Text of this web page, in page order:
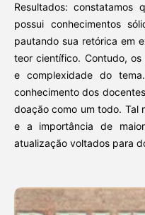
Resultados:
possui conhecimentos
pautando sua retórica em
teor científico. Contudo,
e complexidade do
conhecimento dos
doação como um todo. Tal
e a importância de
atualização voltados para